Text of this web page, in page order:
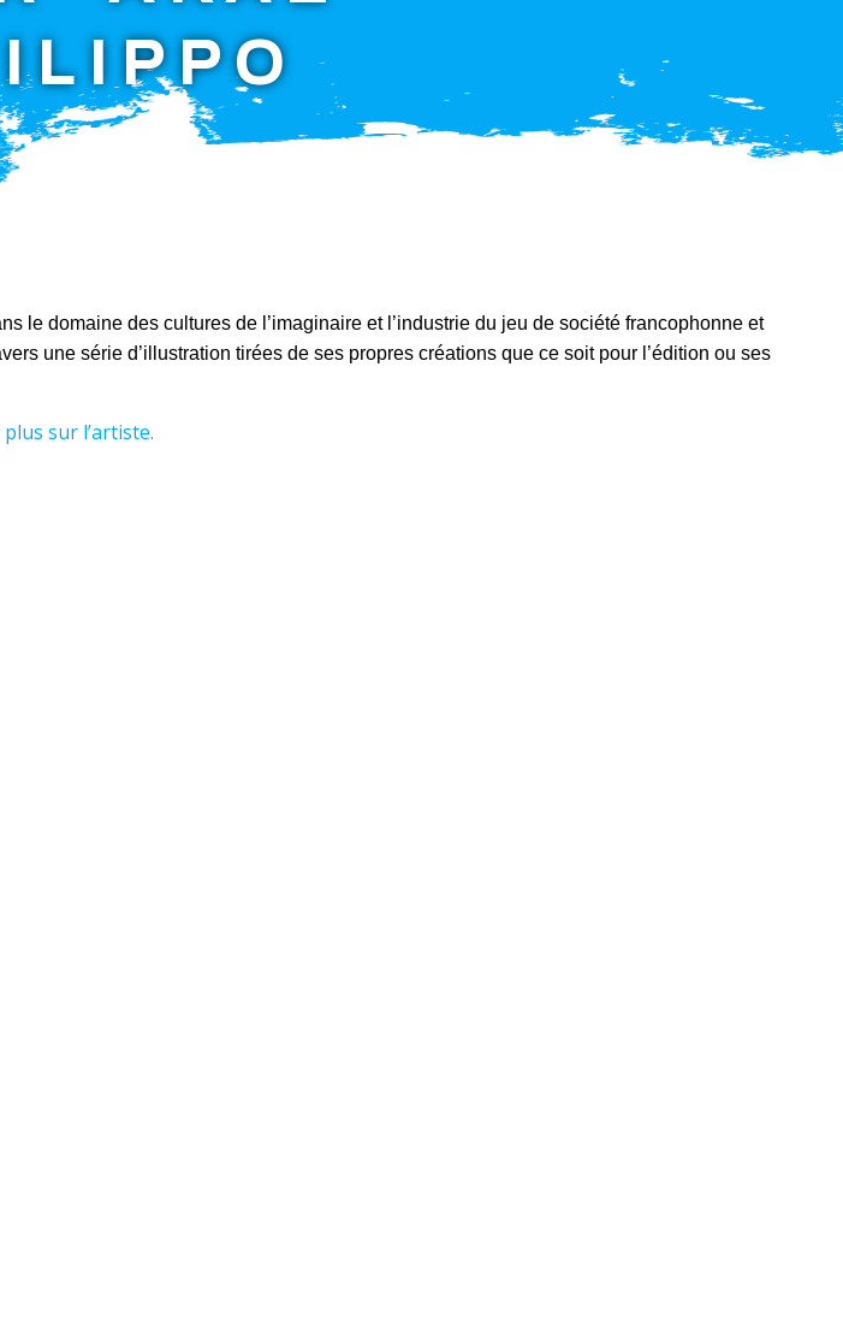
domaine des cultures de l’imaginaire et l’industrie du jeu de société francophonne et
une série d’illustration tirées de ses propres créations que ce soit pour l’édition ou ses
sur l’artiste.